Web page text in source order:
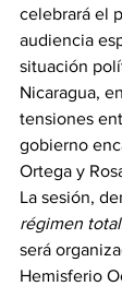
celebrará el
audiencia
situación
Nicaragua,
tensiones
gobierno
Ortega y
La sesión,
régimen
será
Hemisferio